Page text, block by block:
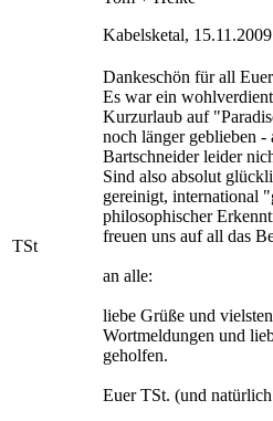
Kabelsketal,
TSt
Dankeschön für all
Es war ein
Kurzurlaub auf
noch länger geblieben -
Bartschneider leider
Sind also absolut
gereinigt, international
philosophischer
freuen uns auf all das
an alle:
liebe Grüße und
Wortmeldungen und
geholfen.
Euer TSt. (und